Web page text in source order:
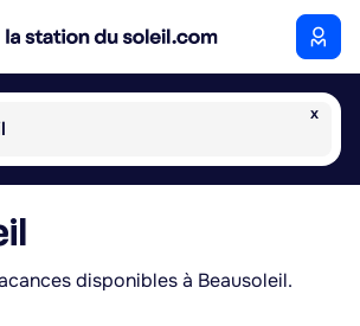
x
disponibles à Beausoleil.